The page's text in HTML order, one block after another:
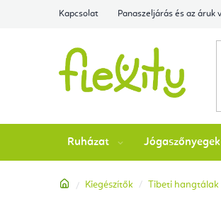
Kapcsolat Panaszeljárás és az áruk
Ruházat Jógaszőnyegek
Kezdőlap
Kiegészítők Tibeti hangtálak